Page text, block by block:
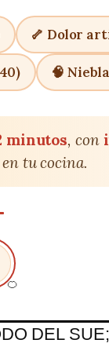
🦴 Dolor
🧠
minutos, con
tu cocina.